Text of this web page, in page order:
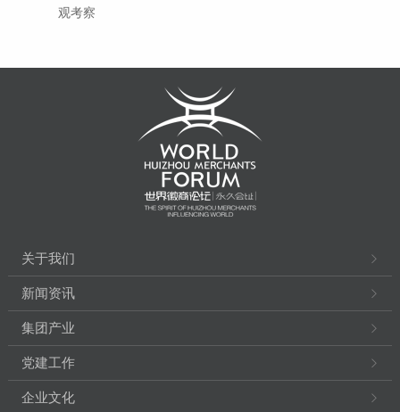
观考察
关于我们
新闻资讯
集团产业
党建工作
企业文化